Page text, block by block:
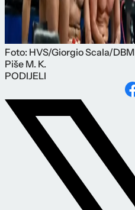
Foto: HVS/Giorgio Scala/DBM
Piše M. K.
PODIJELI